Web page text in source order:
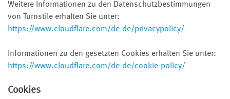
Weitere Informationen zu den Datenschutzbestimmungen
von Turnstile erhalten Sie unter:
https://www.cloudflare.com/de-de/privacypolicy/
Informationen zu den gesetzten Cookies erhalten Sie unter:
https://www.cloudflare.com/de-de/cookie-policy/
Cookies